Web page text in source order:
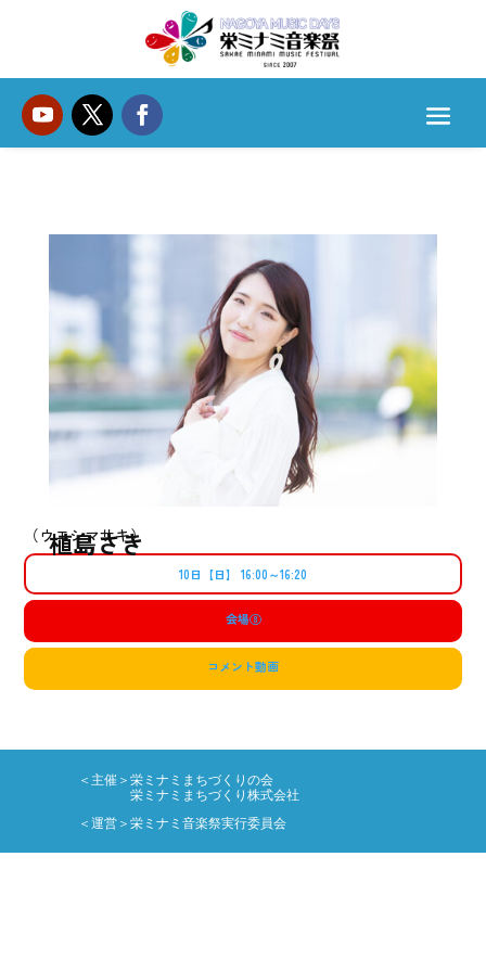
植島さき
（ウエシマサキ）
10日【日】 16:00～16:20
会場⑧
コメント動画
＜主催＞栄ミナミまちづくりの会
栄ミナミまちづくり株式会社
＜運営＞栄ミナミ音楽祭実行委員会